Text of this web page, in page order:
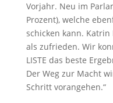
Vorjahr. Neu im
Prozent), welche
schicken kann.
als zufrieden. Wir
LISTE das beste
Der Weg zur Macht
Schritt vorangehen.“